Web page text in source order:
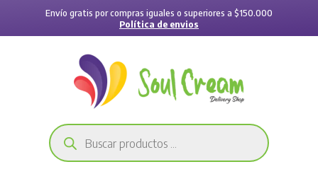
Envío gratis por compras iguales o superiores a $150.000
Política de envios
Búsqueda
de
productos